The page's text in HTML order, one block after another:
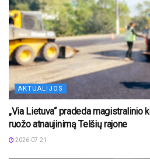
AKTUALIJOS
„Via Lietuva“ pradeda magistralinio
ruožo atnaujinimą Telšių rajone
2026-07-21